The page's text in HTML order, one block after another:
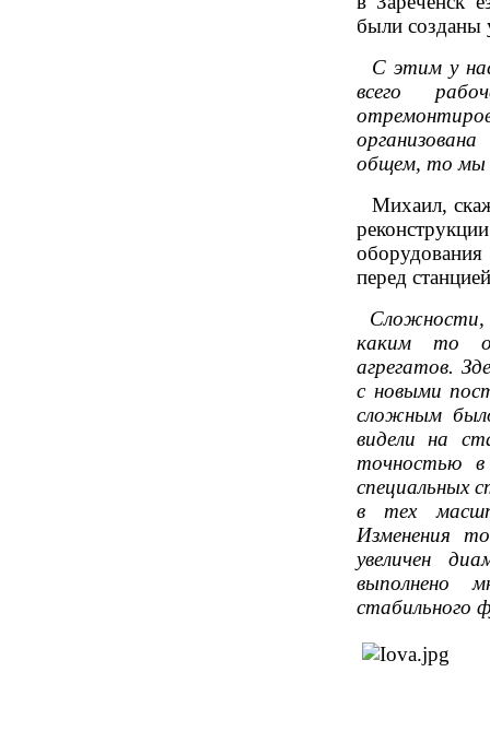
были созданы
С этим у
всего
общем, то мы
Михаил,
перед
Сложности,
каким то
агрегатов.
с новыми
сложным
видели на
точностью
специальных
в тех
Изменения
увеличен
выполнено
стабильного